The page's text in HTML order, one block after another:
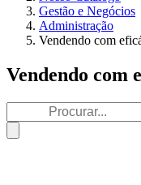
Gestão e Negócios
Administração
Vendendo com
Vendendo com